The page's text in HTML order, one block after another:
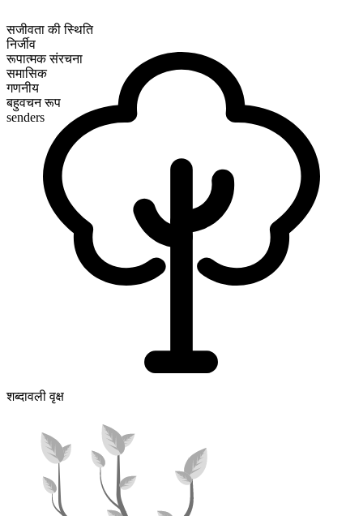
सजीवता की स्थिति
निर्जीव
रूपात्मक संरचना
समासिक
गणनीय
बहुवचन रूप
senders
शब्दावली वृक्ष